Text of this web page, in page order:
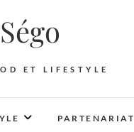
ET LIFESTYLE
PARTENARIAT